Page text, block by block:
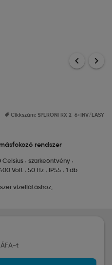
chevron_left chevron_right
Cikkszám: SPERONI RX 2-6+INV/EASY
rendszer
Celsius szürkeöntvény
Volt 50 Hz IP55 1 db
vízellátáshoz,
t